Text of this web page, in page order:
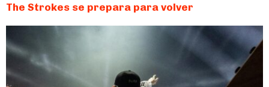
The Strokes se prepara para volver